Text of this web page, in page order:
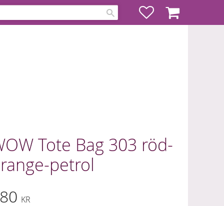
FavoriterKundvagn
Tote Bag 303 röd-
petrol
KR